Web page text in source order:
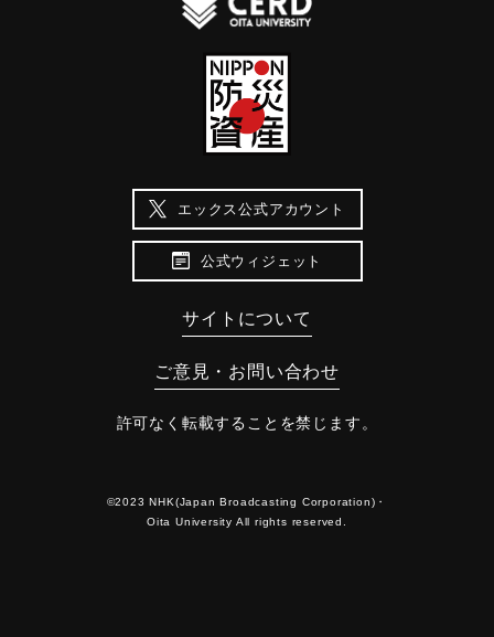
エックス公式アカウント
公式ウィジェット
サイトについて
ご意見・お問い合わせ
許可なく転載することを禁じます。
©2023 NHK(Japan Broadcasting Corporation)・
Oita University All rights reserved.